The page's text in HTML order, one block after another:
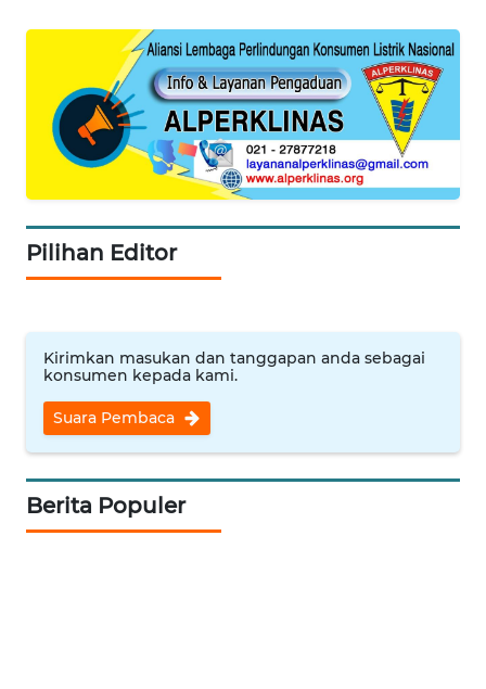
Pilihan Editor
Kirimkan masukan dan tanggapan anda sebagai
konsumen kepada kami.
Suara Pembaca
Berita Populer
WN
WN
MAJALENGKA
WN
PURWAKARTA
WN
PRIANGAN
TIMUR
WN